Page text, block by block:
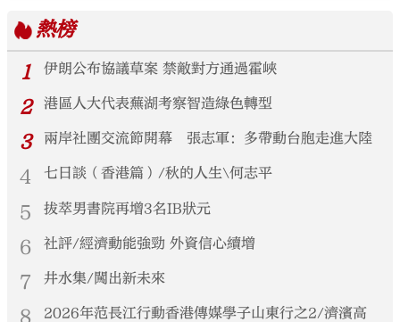
熱榜
1
伊朗公布協議草案 禁敵對方通過霍峽
2 港區人大代表蕪湖考察智造綠色轉型
3 兩岸社團交流節開幕 張志軍：多帶動台胞走進大陸
4 七日談（香港篇）/秋的人生\何志平
5 拔萃男書院再增3名IB狀元
6 社評/經濟動能強勁 外資信心續增
7 井水集/闖出新未來
8
2026年范長江行動香港傳媒學子山東行之2/濟濱高